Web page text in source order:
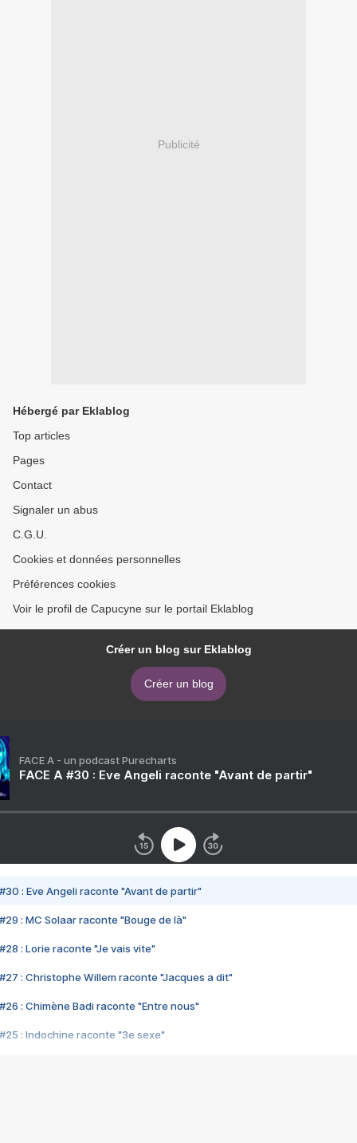
Publicité
Hébergé par Eklablog
Top articles
Pages
Contact
Signaler un abus
C.G.U.
Cookies et données personnelles
Préférences cookies
Voir le profil de Capucyne sur le portail Eklablog
Créer un blog sur Eklablog
Créer un blog
FACE A - un podcast Purecharts
FACE A #30 : Eve Angeli raconte "Avant de partir"
#30 : Eve Angeli raconte "Avant de partir"
#29 : MC Solaar raconte "Bouge de là"
#28 : Lorie raconte "Je vais vite"
#27 : Christophe Willem raconte "Jacques a dit"
#26 : Chimène Badi raconte "Entre nous"
#25 : Indochine raconte "3e sexe"